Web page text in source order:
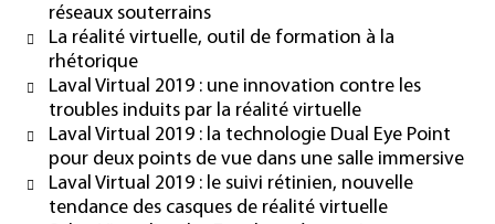
réseaux souterrains
La réalité virtuelle, outil de formation à la
rhétorique
Laval Virtual 2019 : une innovation contre les
troubles induits par la réalité virtuelle
Laval Virtual 2019 : la technologie Dual Eye Point
pour deux points de vue dans une salle immersive
Laval Virtual 2019 : le suivi rétinien, nouvelle
tendance des casques de réalité virtuelle